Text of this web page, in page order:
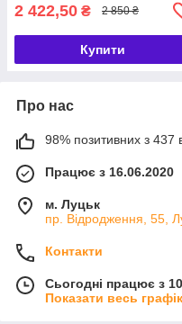
2 422,50 ₴ 2 850 ₴
Купити
Про нас
98% позитивних з 437
Працює з 16.06.2020
м. Луцьк
пр. Відродження, 55,
Контакти
Сьогодні працює з
Показати весь